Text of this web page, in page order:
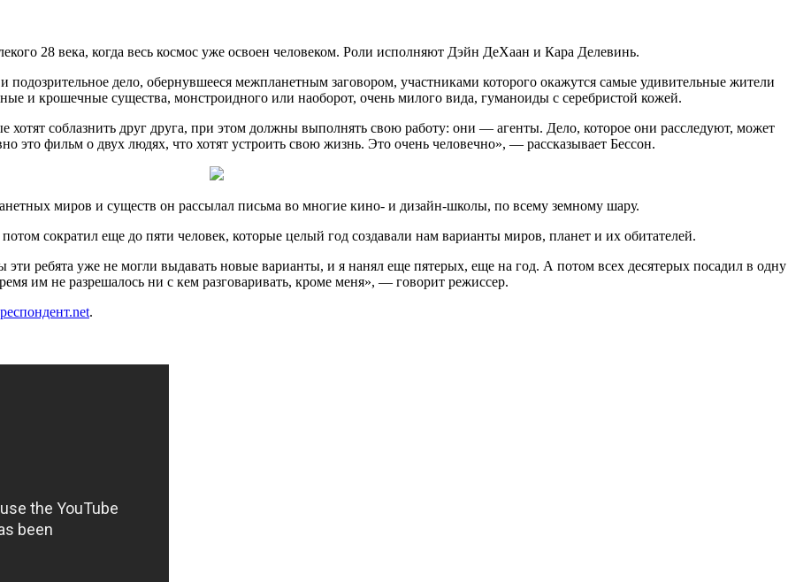
28 века, когда весь космос уже освоен человеком. Роли исполняют Дэйн ДеХаан и Кара Делевинь.
дело, обернувшееся межпланетным заговором, участниками которого окажутся самые удивительные жители
и крошечные существа, монстроидного или наоборот, очень милого вида, гуманоиды с серебристой кожей.
соблазнить друг друга, при этом должны выполнять свою работу: они — агенты. Дело, которое они расследуют, может
это фильм о двух людях, что хотят устроить свою жизнь. Это очень человечно», — рассказывает Бессон.
миров и существ он рассылал письма во многие кино- и дизайн-школы, по всему земному шару.
сократил еще до пяти человек, которые целый год создавали нам варианты миров, планет и их обитателей.
эти ребята уже не могли выдавать новые варианты, и я нанял еще пятерых, еще на год. А потом всех десятерых посадил в одну
им не разрешалось ни с кем разговаривать, кроме меня», — говорит режиссер.
.